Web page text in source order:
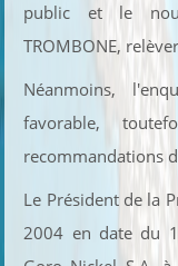
public et le
TROMBONE,
Néanmoins,
favorable,
recommandations
Le Président de la
2004 en date du